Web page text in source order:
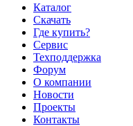
Каталог
Скачать
Где купить?
Сервис
Техподдержка
Форум
О компании
Новости
Проекты
Контакты